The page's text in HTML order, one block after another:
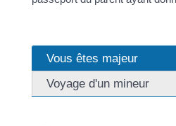
Vous êtes majeur
Voyage d'un mineur